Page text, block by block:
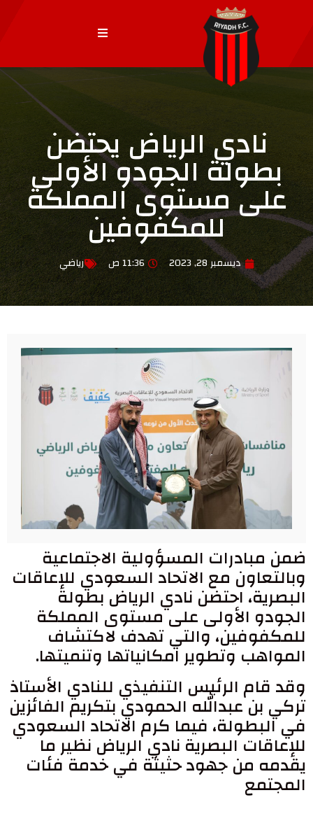
نادي الرياض يحتضن
بطولة الجودو الأولى
على مستوى المملكة
للمكفوفين
ديسمبر 28, 2023 11:36 ص رياضي
ضمن مبادرات المسؤولية الاجتماعية
وبالتعاون مع الاتحاد السعودي للإعاقات
البصرية، احتضن نادي الرياض بطولة
الجودو الأولى على مستوى المملكة
للمكفوفين، والتي تهدف لاكتشاف
المواهب وتطوير امكانياتها وتنميتها.
وقد قام الرئيس التنفيذي للنادي الأستاذ
تركي بن عبدالله الحمودي بتكريم الفائزين
في البطولة، فيما كرم الاتحاد السعودي
للإعاقات البصرية نادي الرياض نظير ما
يقدمه من جهود حثيثة في خدمة فئات
المجتمع